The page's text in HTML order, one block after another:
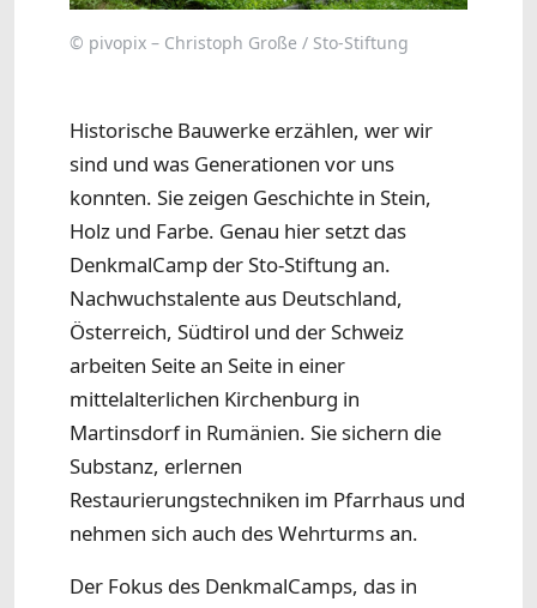
© pivopix – Christoph Große / Sto-Stiftung
Historische Bauwerke erzählen, wer wir
sind und was Generationen vor uns
konnten. Sie zeigen Geschichte in Stein,
Holz und Farbe. Genau hier setzt das
DenkmalCamp der Sto-Stiftung an.
Nachwuchstalente aus Deutschland,
Österreich, Südtirol und der Schweiz
arbeiten Seite an Seite in einer
mittelalterlichen Kirchenburg in
Martinsdorf in Rumänien. Sie sichern die
Substanz, erlernen
Restaurierungstechniken im Pfarrhaus und
nehmen sich auch des Wehrturms an.
Der Fokus des DenkmalCamps, das in